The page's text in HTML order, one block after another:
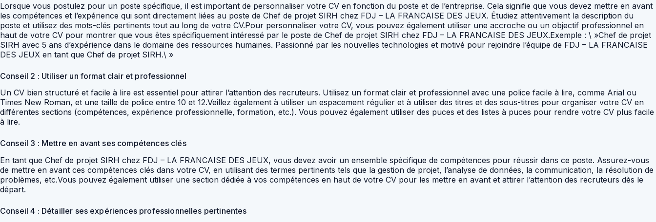
Lorsque vous postulez pour un poste spécifique, il est important de personnaliser votre CV en fonction du poste et de l’entreprise. Cela signifie que vous devez mettre en avant
les compétences et l’expérience qui sont directement liées au poste de Chef de projet SIRH chez FDJ – LA FRANCAISE DES JEUX. Étudiez attentivement la description du
poste et utilisez des mots-clés pertinents tout au long de votre CV.Pour personnaliser votre CV, vous pouvez également utiliser une accroche ou un objectif professionnel en
haut de votre CV pour montrer que vous êtes spécifiquement intéressé par le poste de Chef de projet SIRH chez FDJ – LA FRANCAISE DES JEUX.Exemple : \ »Chef de projet
SIRH avec 5 ans d’expérience dans le domaine des ressources humaines. Passionné par les nouvelles technologies et motivé pour rejoindre l’équipe de FDJ – LA FRANCAISE
DES JEUX en tant que Chef de projet SIRH.\ »
Conseil 2 : Utiliser un format clair et professionnel
Un CV bien structuré et facile à lire est essentiel pour attirer l’attention des recruteurs. Utilisez un format clair et professionnel avec une police facile à lire, comme Arial ou
Times New Roman, et une taille de police entre 10 et 12.Veillez également à utiliser un espacement régulier et à utiliser des titres et des sous-titres pour organiser votre CV en
différentes sections (compétences, expérience professionnelle, formation, etc.). Vous pouvez également utiliser des puces et des listes à puces pour rendre votre CV plus facile
à lire.
Conseil 3 : Mettre en avant ses compétences clés
En tant que Chef de projet SIRH chez FDJ – LA FRANCAISE DES JEUX, vous devez avoir un ensemble spécifique de compétences pour réussir dans ce poste. Assurez-vous
de mettre en avant ces compétences clés dans votre CV, en utilisant des termes pertinents tels que la gestion de projet, l’analyse de données, la communication, la résolution de
problèmes, etc.Vous pouvez également utiliser une section dédiée à vos compétences en haut de votre CV pour les mettre en avant et attirer l’attention des recruteurs dès le
départ.
Conseil 4 : Détailler ses expériences professionnelles pertinentes